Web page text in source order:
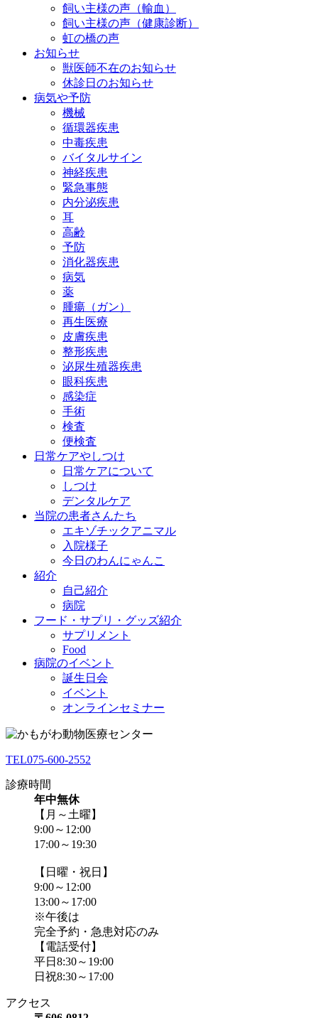
飼い主様の声（輸血）
飼い主様の声（健康診断）
虹の橋の声
お知らせ
獣医師不在のお知らせ
休診日のお知らせ
病気や予防
機械
循環器疾患
中毒疾患
バイタルサイン
神経疾患
緊急事態
内分泌疾患
耳
高齢
予防
消化器疾患
病気
薬
腫瘍（ガン）
再生医療
皮膚疾患
整形疾患
泌尿生殖器疾患
眼科疾患
感染症
手術
検査
便検査
日常ケアやしつけ
日常ケアについて
しつけ
デンタルケア
当院の患者さんたち
エキゾチックアニマル
入院様子
今日のわんにゃんこ
紹介
自己紹介
病院
フード・サプリ・グッズ紹介
サプリメント
Food
病院のイベント
誕生日会
イベント
オンラインセミナー
TEL075-600-2552
診療時間
年中無休
【月～土曜】
9:00～12:00
17:00～19:30
【日曜・祝日】
9:00～12:00
13:00～17:00
※午後は
完全予約・急患対応のみ
【電話受付】
平日8:30～19:00
日祝8:30～17:00
アクセス